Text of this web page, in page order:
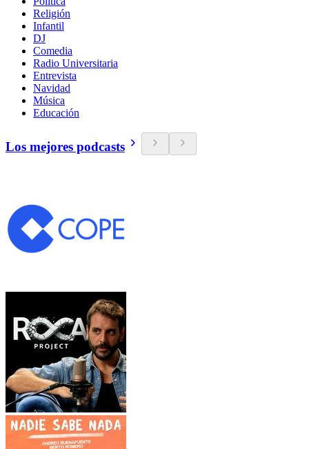
Religión
Infantil
DJ
Comedia
Radio Universitaria
Entrevista
Navidad
Música
Educación
Los mejores podcasts